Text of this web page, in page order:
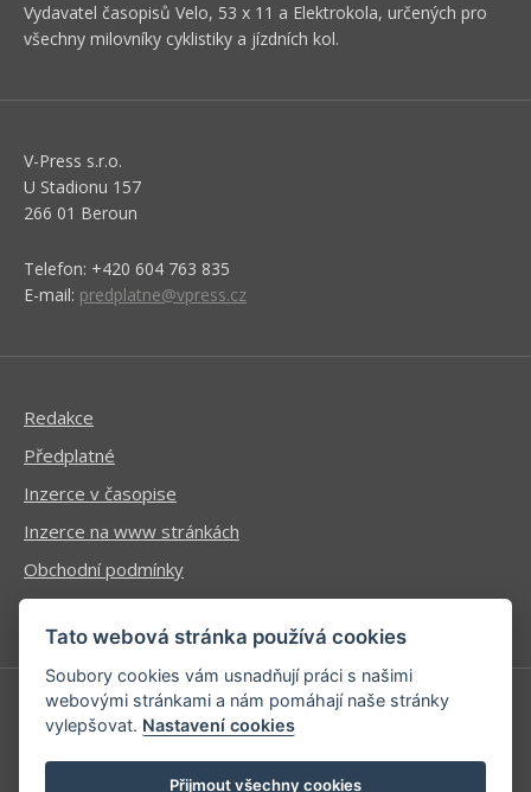
Vydavatel časopisů Velo, 53 x 11 a Elektrokola, určených pro
všechny milovníky cyklistiky a jízdních kol.
V-Press s.r.o.
U Stadionu 157
266 01 Beroun
Telefon: +420 604 763 835
E-mail: predplatne@vpress.cz
Redakce
Předplatné
Inzerce v časopise
Inzerce na www stránkách
Obchodní podmínky
Ochrana osobních údajů
Příhlášení | Registrace
Kontaktní informace
Tato webová stránka používá cookies
Soubory cookies vám usnadňují práci s našimi
webovými stránkami a nám pomáhají naše stránky
vylepšovat. Nastavení cookies
Přijmout všechny cookies